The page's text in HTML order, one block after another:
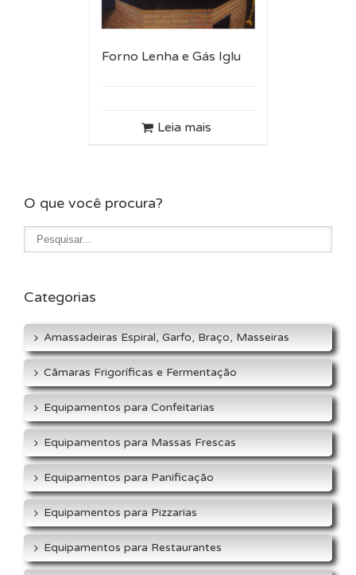
Forno Lenha e Gás Iglu
Leia mais
O que você procura?
Categorias
Amassadeiras Espiral, Garfo, Braço, Masseiras
Cãmaras Frigoríficas e Fermentação
Equipamentos para Confeitarias
Equipamentos para Massas Frescas
Equipamentos para Panificação
Equipamentos para Pizzarias
Equipamentos para Restaurantes